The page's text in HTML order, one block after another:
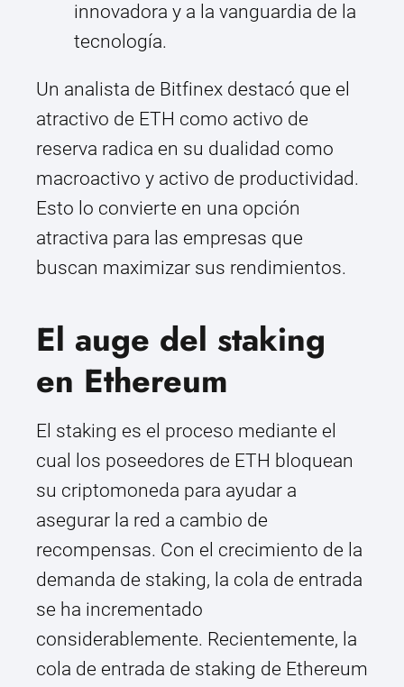
innovadora y a la vanguardia de la
tecnología.
Un analista de Bitfinex destacó que el
atractivo de ETH como activo de
reserva radica en su dualidad como
macroactivo y activo de productividad.
Esto lo convierte en una opción
atractiva para las empresas que
buscan maximizar sus rendimientos.
El auge del staking
en Ethereum
El staking es el proceso mediante el
cual los poseedores de ETH bloquean
su criptomoneda para ayudar a
asegurar la red a cambio de
recompensas. Con el crecimiento de la
demanda de staking, la cola de entrada
se ha incrementado
considerablemente. Recientemente, la
cola de entrada de staking de Ethereum